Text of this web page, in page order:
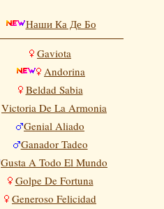
Наши Ка Де Бо
Gaviota
Andorina
Beldad Sabia
Victoria De La Armonia
Genial Aliado
Ganador Tadeo
Gusta A Todo El Mundo
Golpe De Fortuna
Generoso Felicidad